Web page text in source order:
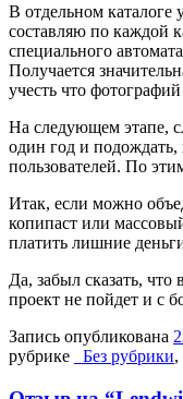
В отдельном
составляю по каждой
специального
Получается
учесть что
На следующем этапе,
один год и подождать,
пользователей. По
Итак, если можно
копипаст или
платить лишние
Да, забыл сказать,
проект не пойдет и с
Запись опубликована
рубрике
_Без рубрики,